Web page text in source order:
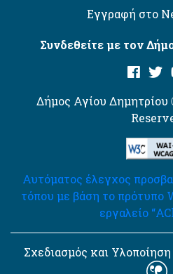
Εγγραφή στο
Συνδεθείτε με τον
Δήμος Αγίου
Αυτόματος έλεγχος
τόπου με βάση το πρότυπο
εργαλείο
Σχεδιασμός και